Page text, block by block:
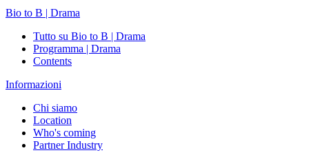
Bio to B | Drama
Tutto su Bio to B | Drama
Programma | Drama
Contents
Informazioni
Chi siamo
Location
Who's coming
Partner Industry